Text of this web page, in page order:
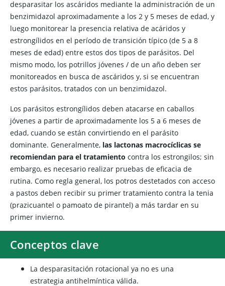
desparasitar los ascáridos mediante la administración de un
benzimidazol aproximadamente a los 2 y 5 meses de edad, y
luego monitorear la presencia relativa de acáridos y
estrongílidos en el período de transición típico (de 5 a 8
meses de edad) entre estos dos tipos de parásitos. Del
mismo modo, los potrillos jóvenes / de un año deben ser
monitoreados en busca de ascáridos y, si se encuentran
estos parásitos, tratados con un benzimidazol.
Los parásitos estrongílidos deben atacarse en caballos
jóvenes a partir de aproximadamente los 5 a 6 meses de
edad, cuando se están convirtiendo en el parásito
dominante. Generalmente, las lactonas macrocíclicas se
recomiendan para el tratamiento contra los estrongilos; sin
embargo, es necesario realizar pruebas de eficacia de
rutina. Como regla general, los potros destetados con acceso
a pastos deben recibir su primer tratamiento contra la tenia
(prazicuantel o pamoato de pirantel) a más tardar en su
primer invierno.
Conceptos clave
La desparasitación rotacional ya no es una
estrategia antihelmíntica válida.